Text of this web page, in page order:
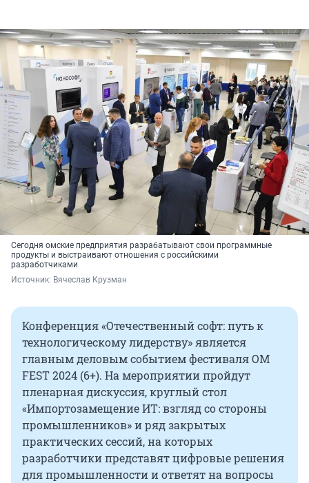
Сегодня омские предприятия разрабатывают свои программные
продукты и выстраивают отношения с российскими
разработчиками
Источник: Вячеслав Крузман
Конференция «Отечественный софт: путь к
технологическому лидерству» является
главным деловым событием фестиваля OM
FEST 2024 (6+). На мероприятии пройдут
пленарная дискуссия, круглый стол
«Импортозамещение ИТ: взгляд со стороны
промышленников» и ряд закрытых
практических сессий, на которых
разработчики представят цифровые решения
для промышленности и ответят на вопросы